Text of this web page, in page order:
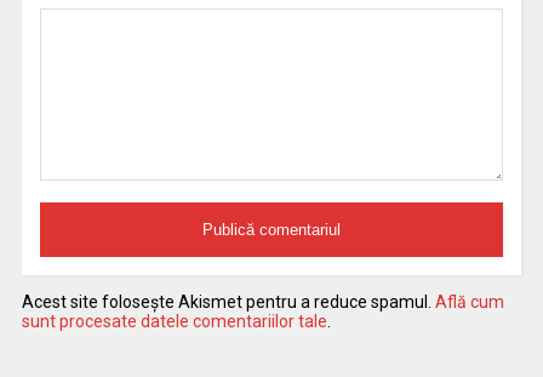
Acest site folosește Akismet pentru a reduce spamul. Află cum
sunt procesate datele comentariilor tale